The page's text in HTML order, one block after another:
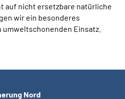
auf nicht ersetzbare natürliche
wir ein besonderes
Einsatz.
Nord